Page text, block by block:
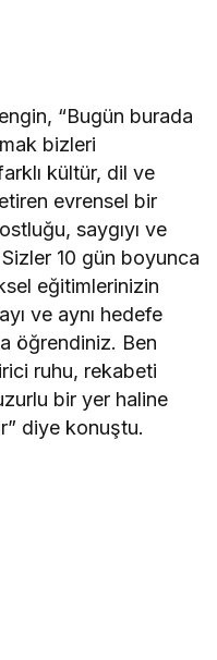
“Bugün burada
bizleri
kültür, dil ve
evrensel bir
saygıyı ve
10 gün boyunca
eğitimlerinizin
ve aynı hedefe
öğrendiniz. Ben
ruhu, rekabeti
bir yer haline
diye konuştu.